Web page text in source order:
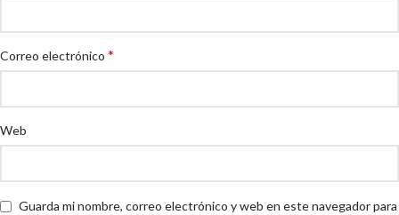
Correo electrónico *
Web
Guarda mi nombre, correo electrónico y web en este navegador para